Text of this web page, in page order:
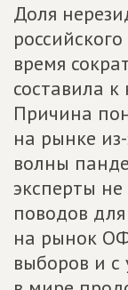
Доля
время
составила к
Причина
на рынке
волны
эксперты
поводов
на рынок
выборов и с